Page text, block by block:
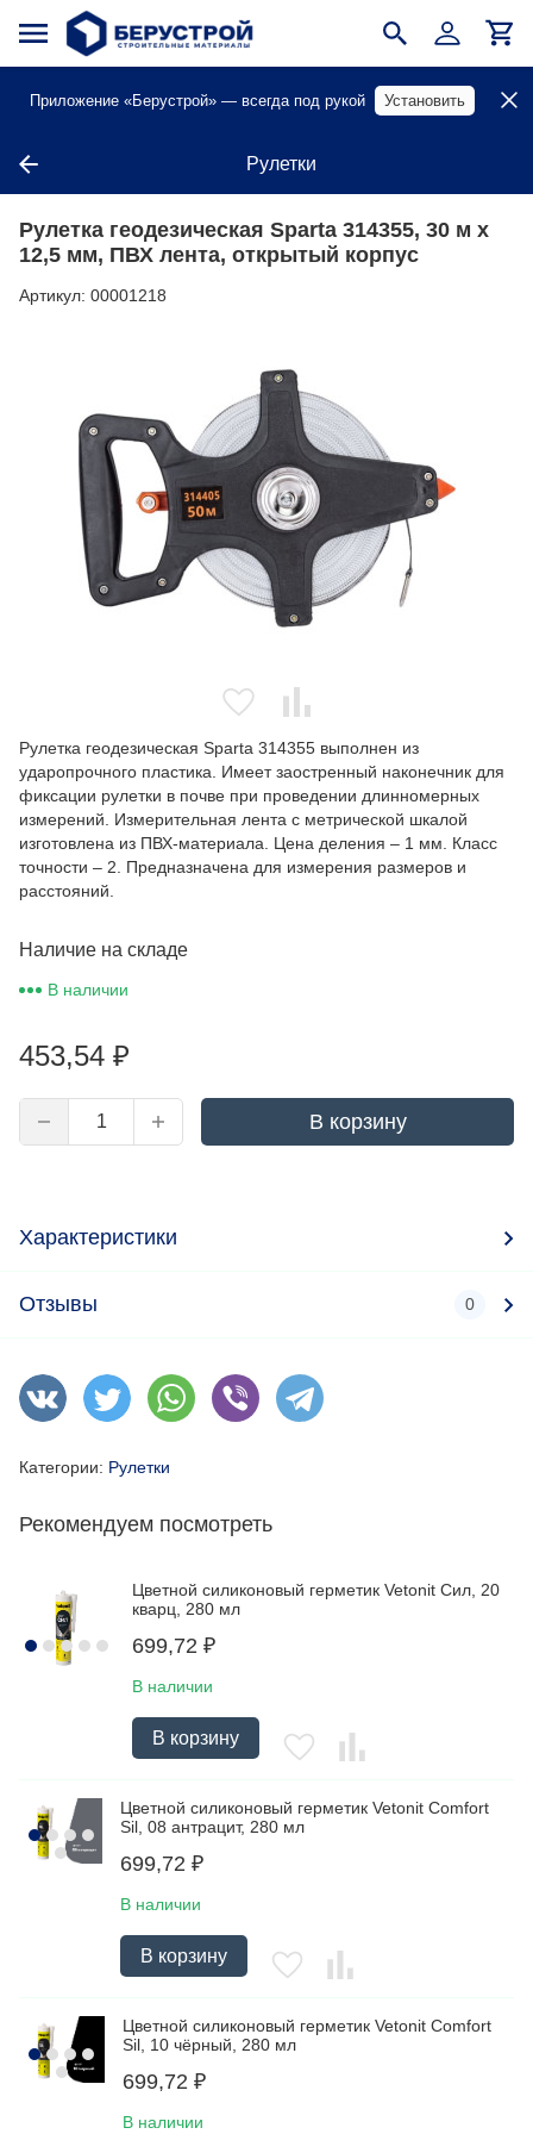
Приложение «Берустрой» — всегда под рукой Установить
Рулетки
Рулетка геодезическая Sparta 314355, 30 м х
12,5 мм, ПВХ лента, открытый корпус
Артикул: 00001218
Рулетка геодезическая Sparta 314355 выполнен из
ударопрочного пластика. Имеет заостренный наконечник для
фиксации рулетки в почве при проведении длинномерных
измерений. Измерительная лента с метрической шкалой
изготовлена из ПВХ-материала. Цена деления – 1 мм. Класс
точности – 2. Предназначена для измерения размеров и
расстояний.
Наличие на складе
В наличии
453,54 ₽
В корзину
Характеристики
Отзывы 0
Категории: Рулетки
Рекомендуем посмотреть
Цветной силиконовый герметик Vetonit Сил, 20
кварц, 280 мл
699,72 ₽
В наличии
В корзину
Цветной силиконовый герметик Vetonit Comfort
Sil, 08 антрацит, 280 мл
699,72 ₽
В наличии
В корзину
Цветной силиконовый герметик Vetonit Comfort
Sil, 10 чёрный, 280 мл
699,72 ₽
В наличии